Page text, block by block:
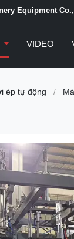
Equipment
VIDEO
ép tự động /